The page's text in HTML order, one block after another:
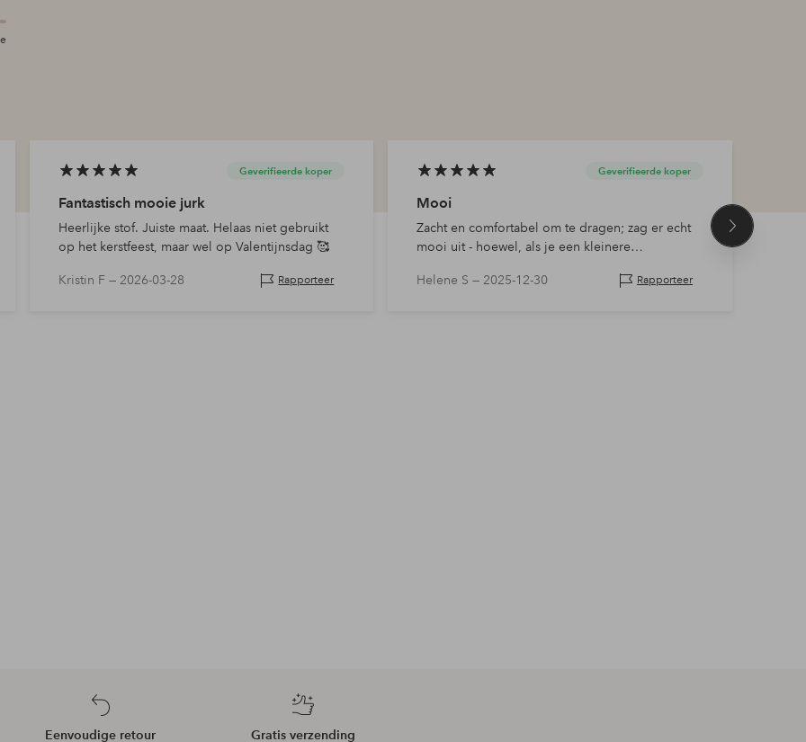
Geverifieerde koper
Fantastisch mooie jurk
Heerlijke stof. Juiste maat. Helaas niet gebruikt
op het kerstfeest, maar wel op Valentijnsdag 🥰
Kristin F — 2026-03-28 Rapporteer
Geverifieerde koper
Mooi
Zacht en comfortabel om te dragen; zag er echt
mooi uit - hoewel, als je een kleinere
kleiner te nemen!
Helene S —2025-12-30 Rapporteer
Volgend
Eenvoudige retour Gratis verzending